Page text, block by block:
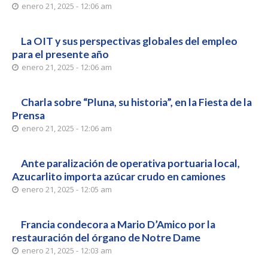
enero 21, 2025 - 12:06 am
La OIT y sus perspectivas globales del empleo
para el presente año
enero 21, 2025 - 12:06 am
Charla sobre “Pluna, su historia”, en la Fiesta de la
Prensa
enero 21, 2025 - 12:06 am
Ante paralización de operativa portuaria local,
Azucarlito importa azúcar crudo en camiones
enero 21, 2025 - 12:05 am
Francia condecora a Mario D’Amico por la
restauración del órgano de Notre Dame
enero 21, 2025 - 12:03 am